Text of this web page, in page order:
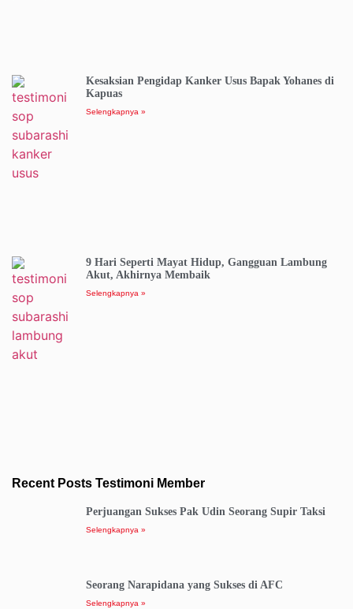
Kesaksian Pengidap Kanker Usus Bapak Yohanes di
Kapuas
Selengkapnya »
9 Hari Seperti Mayat Hidup, Gangguan Lambung
Akut, Akhirnya Membaik
Selengkapnya »
Recent Posts Testimoni Member
Perjuangan Sukses Pak Udin Seorang Supir Taksi
Selengkapnya »
Seorang Narapidana yang Sukses di AFC
Selengkapnya »